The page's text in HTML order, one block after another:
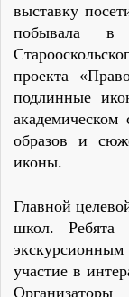
выставку
побывала в
проекта
подлинные
академическом
образов и
иконы.
Главной
школ. Ребята
участие в